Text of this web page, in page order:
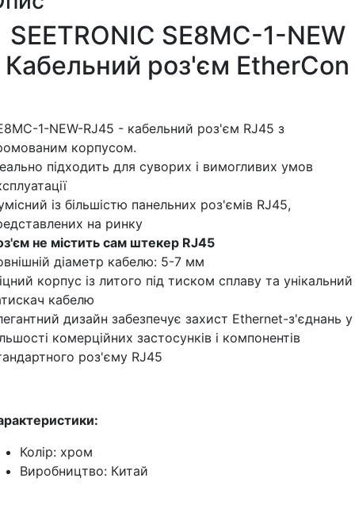
SEETRONIC SE8MC-1-NEW
Кабельний роз'єм EtherCon
1-NEW-RJ45 - кабельний роз'єм RJ45 з
корпусом.
підходить для суворих і вимогливих умов
із більшістю панельних роз'ємів RJ45,
на ринку
не містить сам штекер RJ45
діаметр кабелю: 5-7 мм
корпус із литого під тиском сплаву та унікальний
кабелю
дизайн забезпечує захист Ethernet-з'єднань у
комерційних застосунків і компонентів
роз'єму RJ45
Колір: хром
Виробництво: Китай